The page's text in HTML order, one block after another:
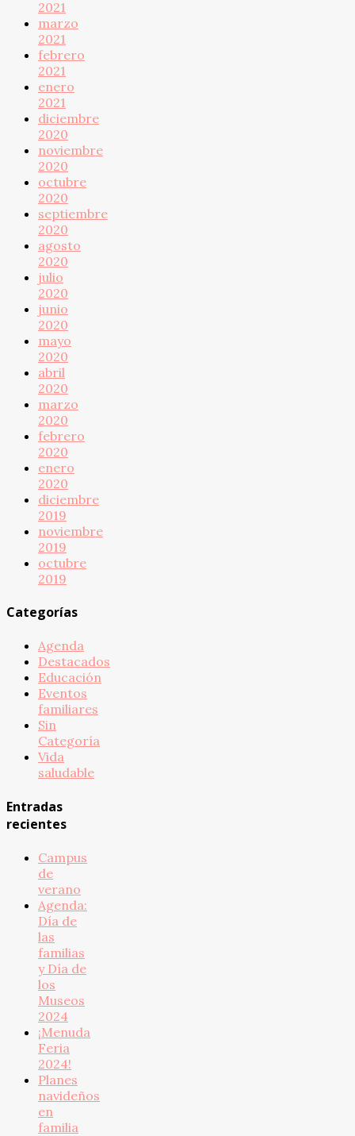
2021
marzo
2021
febrero
2021
enero
2021
diciembre
2020
noviembre
2020
octubre
2020
septiembre
2020
agosto
2020
julio
2020
junio
2020
mayo
2020
abril
2020
marzo
2020
febrero
2020
enero
2020
diciembre
2019
noviembre
2019
octubre
2019
Categorías
Agenda
Destacados
Educación
Eventos
familiares
Sin
Categoría
Vida
saludable
Entradas
recientes
Campus
de
verano
Agenda:
Día de
las
familias
y Día de
los
Museos
2024
¡Menuda
Feria
2024!
Planes
navideños
en
familia